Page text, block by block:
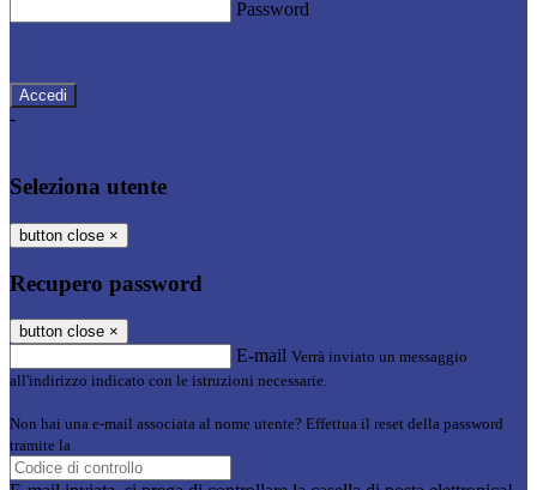
Password
-
Seleziona utente
button close ×
Recupero password
button close ×
E-mail Verrà inviato un messaggio
all'indirizzo indicato con le istruzioni necessarie.
Non hai una e-mail associata al nome utente? Effettua il reset della password
tramite la